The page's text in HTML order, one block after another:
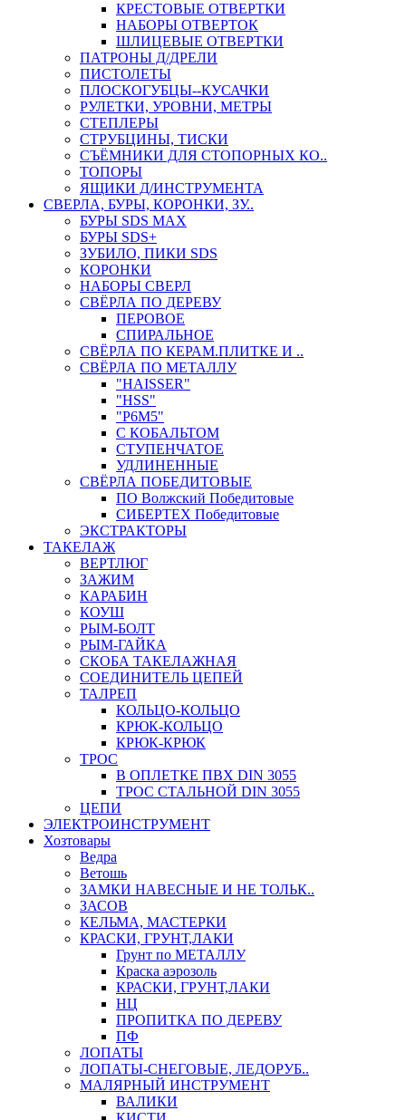
КРЕСТОВЫЕ ОТВЕРТКИ
НАБОРЫ ОТВЕРТОК
ШЛИЦЕВЫЕ ОТВЕРТКИ
ПАТРОНЫ Д/ДРЕЛИ
ПИСТОЛЕТЫ
ПЛОСКОГУБЦЫ--КУСАЧКИ
РУЛЕТКИ, УРОВНИ, МЕТРЫ
СТЕПЛЕРЫ
СТРУБЦИНЫ, ТИСКИ
СЪЁМНИКИ ДЛЯ СТОПОРНЫХ КО..
ТОПОРЫ
ЯЩИКИ Д/ИНСТРУМЕНТА
СВЕРЛА, БУРЫ, КОРОНКИ, ЗУ..
БУРЫ SDS MAX
БУРЫ SDS+
ЗУБИЛО, ПИКИ SDS
КОРОНКИ
НАБОРЫ СВЕРЛ
СВЁРЛА ПО ДЕРЕВУ
ПЕРОВОЕ
СПИРАЛЬНОЕ
СВЁРЛА ПО КЕРАМ.ПЛИТКЕ И ..
СВЁРЛА ПО МЕТАЛЛУ
"HAISSER"
"HSS"
"Р6М5"
С КОБАЛЬТОМ
СТУПЕНЧАТОЕ
УДЛИНЕННЫЕ
СВЁРЛА ПОБЕДИТОВЫЕ
ПО Волжский Победитовые
СИБЕРТЕХ Победитовые
ЭКСТРАКТОРЫ
ТАКЕЛАЖ
ВЕРТЛЮГ
ЗАЖИМ
КАРАБИН
КОУШ
РЫМ-БОЛТ
РЫМ-ГАЙКА
СКОБА ТАКЕЛАЖНАЯ
СОЕДИНИТЕЛЬ ЦЕПЕЙ
ТАЛРЕП
КОЛЬЦО-КОЛЬЦО
КРЮК-КОЛЬЦО
КРЮК-КРЮК
ТРОС
В ОПЛЕТКЕ ПВХ DIN 3055
ТРОС СТАЛЬНОЙ DIN 3055
ЦЕПИ
ЭЛЕКТРОИНСТРУМЕНТ
Хозтовары
Ведра
Ветошь
ЗАМКИ НАВЕСНЫЕ И НЕ ТОЛЬК..
ЗАСОВ
КЕЛЬМА, МАСТЕРКИ
КРАСКИ, ГРУНТ,ЛАКИ
Грунт по МЕТАЛЛУ
Краска аэрозоль
КРАСКИ, ГРУНТ,ЛАКИ
НЦ
ПРОПИТКА ПО ДЕРЕВУ
ПФ
ЛОПАТЫ
ЛОПАТЫ-СНЕГОВЫЕ, ЛЕДОРУБ..
МАЛЯРНЫЙ ИНСТРУМЕНТ
ВАЛИКИ